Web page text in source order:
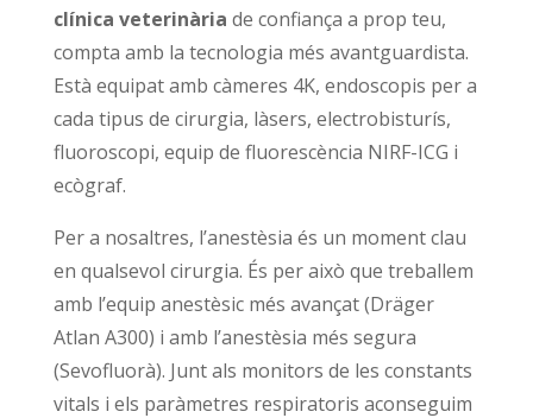
clínica veterinària de confiança a prop teu,
compta amb la tecnologia més avantguardista.
Està equipat amb càmeres 4K, endoscopis per a
cada tipus de cirurgia, làsers, electrobisturís,
fluoroscopi, equip de fluorescència NIRF-ICG i
ecògraf.
Per a nosaltres, l’anestèsia és un moment clau
en qualsevol cirurgia. És per això que treballem
amb l’equip anestèsic més avançat (Dräger
Atlan A300) i amb l’anestèsia més segura
(Sevofluorà). Junt als monitors de les constants
vitals i els paràmetres respiratoris aconseguim